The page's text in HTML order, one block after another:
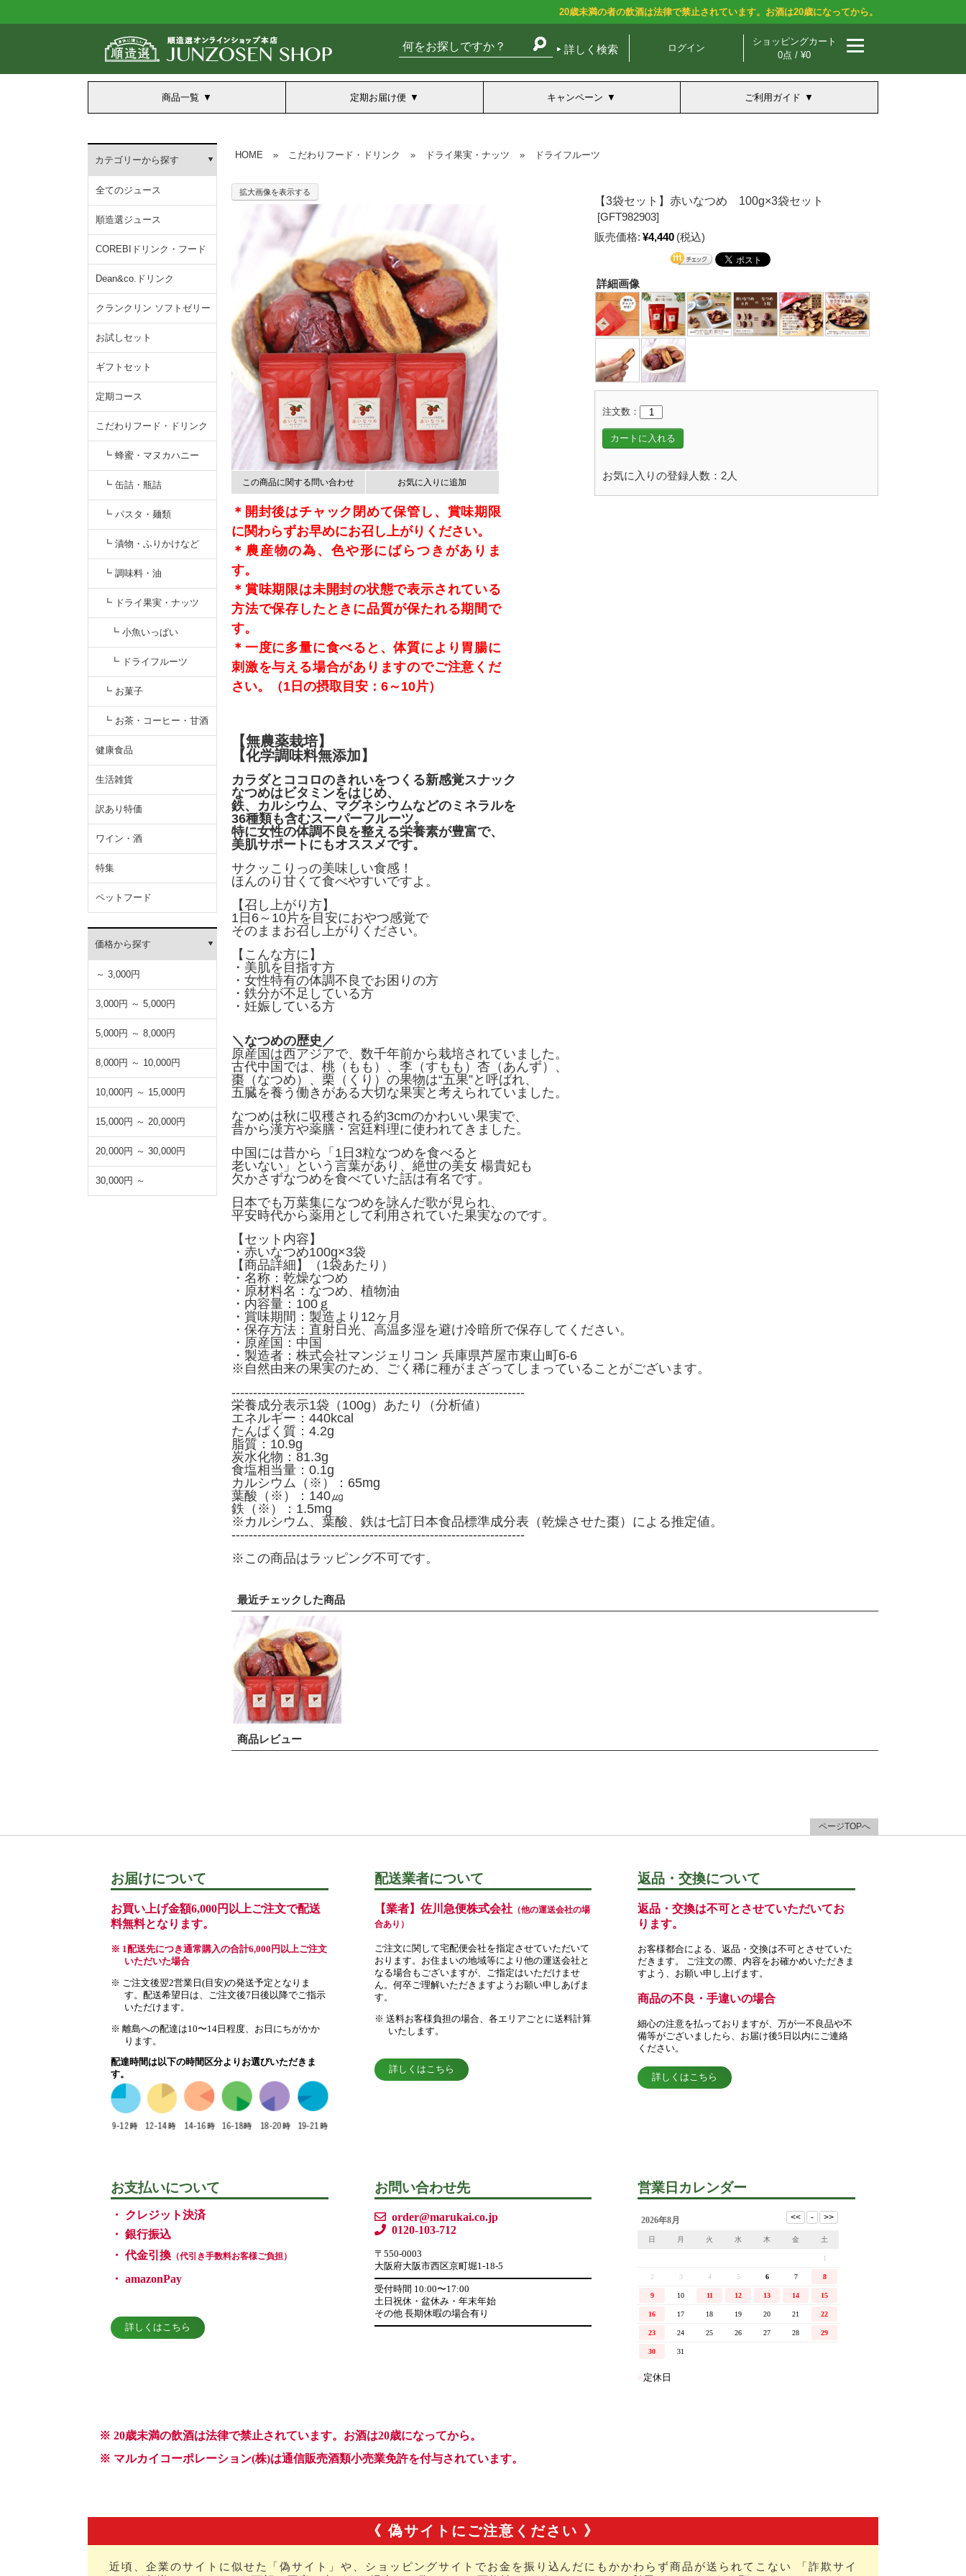
20歳未満の者の飲酒は法律で禁止されています。お酒は20歳になってから。
詳しく検索 ログイン
ショッピングカート
0点 / ¥0
商品一覧 定期お届け便 キャンペーン ご利用ガイド
カテゴリーから探す
全てのジュース
順造選ジュース
COREBIドリンク・フード
Dean&co.ドリンク
クランクリン ソフトゼリー
お試しセット
ギフトセット
定期コース
こだわりフード・ドリンク
┗ 蜂蜜・マヌカハニー
┗ 缶詰・瓶詰
┗ パスタ・麺類
┗ 漬物・ふりかけなど
┗ 調味料・油
┗ ドライ果実・ナッツ
┗ 小魚いっぱい
┗ ドライフルーツ
┗ お菓子
┗ お茶・コーヒー・甘酒
健康食品
生活雑貨
訳あり特価
ワイン・酒
特集
ペットフード
価格から探す
～ 3,000円
3,000円 ～ 5,000円
5,000円 ～ 8,000円
8,000円 ～ 10,000円
10,000円 ～ 15,000円
15,000円 ～ 20,000円
20,000円 ～ 30,000円
30,000円 ～
HOME » こだわりフード・ドリンク » ドライ果実・ナッツ » ドライフルーツ
拡大画像を表示する
この商品に関する問い合わせ お気に入りに追加
＊開封後はチャック閉めて保管し、賞味期限
に関わらずお早めにお召し上がりください。
＊農産物の為、色や形にばらつきがありま
す。
＊賞味期限は未開封の状態で表示されている
方法で保存したときに品質が保たれる期間で
す。
＊一度に多量に食べると、体質により胃腸に
刺激を与える場合がありますのでご注意くだ
さい。（1日の摂取目安：6～10片）
【3袋セット】赤いなつめ 100g×3袋セット
[GFT982903]
販売価格: ¥4,440 (税込)
詳細画像
注文数：
カートに入れる
お気に入りの登録人数：2人
【無農薬栽培】
【化学調味料無添加】
カラダとココロのきれいをつくる新感覚スナック
なつめはビタミンをはじめ、
鉄、カルシウム、マグネシウムなどのミネラルを
36種類も含むスーパーフルーツ。
特に女性の体調不良を整える栄養素が豊富で、
美肌サポートにもオススメです。
サクッこりっの美味しい食感！
ほんのり甘くて食べやすいですよ。
【召し上がり方】
1日6～10片を目安におやつ感覚で
そのままお召し上がりください。
【こんな方に】
・美肌を目指す方
・女性特有の体調不良でお困りの方
・鉄分が不足している方
・妊娠している方
＼なつめの歴史／
原産国は西アジアで、数千年前から栽培されていました。
古代中国では、桃（もも）、李（すもも）杏（あんず）、
棗（なつめ）、栗（くり）の果物は“五果”と呼ばれ、
五臓を養う働きがある大切な果実と考えられていました。
なつめは秋に収穫される約3cmのかわいい果実で、
昔から漢方や薬膳・宮廷料理に使われてきました。
中国には昔から「1日3粒なつめを食べると
老いない」という言葉があり、絶世の美女 楊貴妃も
欠かさずなつめを食べていた話は有名です。
日本でも万葉集になつめを詠んだ歌が見られ、
平安時代から薬用として利用されていた果実なのです。
【セット内容】
・赤いなつめ100g×3袋
【商品詳細】（1袋あたり）
・名称：乾燥なつめ
・原材料名：なつめ、植物油
・内容量：100ｇ
・賞味期間：製造より12ヶ月
・保存方法：直射日光、高温多湿を避け冷暗所で保存してください。
・原産国：中国
・製造者：株式会社マンジェリコン 兵庫県芦屋市東山町6-6
※自然由来の果実のため、ごく稀に種がまざってしまっていることがございます。
--------------------------------------------------------------------
栄養成分表示1袋（100g）あたり（分析値）
エネルギー：440kcal
たんぱく質：4.2g
脂質：10.9g
炭水化物：81.3g
食塩相当量：0.1g
カルシウム（※）：65mg
葉酸（※）：140㎍
鉄（※）：1.5mg
※カルシウム、葉酸、鉄は七訂日本食品標準成分表（乾燥させた棗）による推定値。
--------------------------------------------------------------------
※この商品はラッピング不可です。
最近チェックした商品
商品レビュー
《 偽サイトにご注意ください 》
近頃、企業のサイトに似せた「偽サイト」や、ショッピングサイトでお金を振り込んだにもかかわらず商品が送られてこない 「詐欺サイ
ページTOPへ